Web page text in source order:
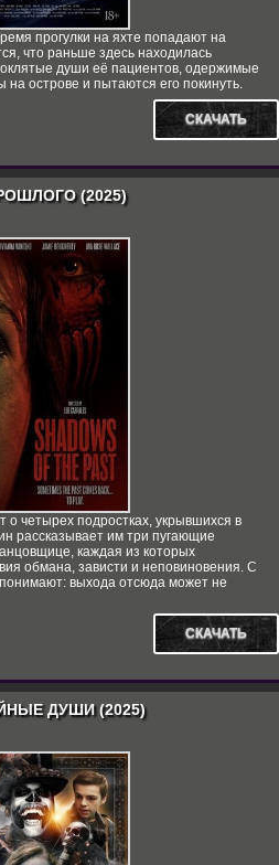
прогулки на яхте попадают на
что раньше здесь находилась
души её пациентов, одержимые
острове и пытаются его покинуть.
СКАЧАТЬ
(2025)
о четырех подростках, укрывшихся в
рассказывает им три пугающие
каждая из которых
обмана, зависти и неповиновения. С
выхода отсюда может не
СКАЧАТЬ
ДУШИ (2025)